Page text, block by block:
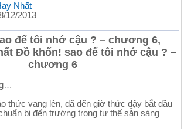
Nhất
12/2013
để tôi nhớ cậu ? – chương 6,
Đồ khốn! sao để tôi nhớ cậu ? –
chương 6
thức vang lên, đã đến giờ thức dậy bắt đầu
bị đến trường trong tư thế sẵn sàng